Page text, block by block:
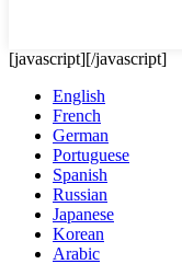
[javascript][/javascript]
English
French
German
Portuguese
Spanish
Russian
Japanese
Korean
Arabic